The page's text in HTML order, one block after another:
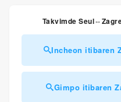
Takvimde
Incheon itibaren
Gimpo itibaren